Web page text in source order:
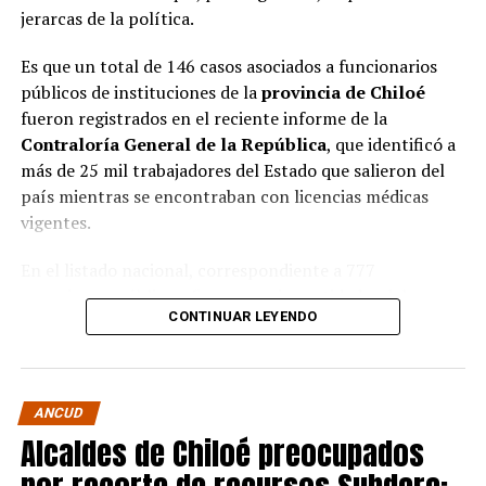
jerarcas de la política.
Es que un total de 146 casos asociados a funcionarios
públicos de instituciones de laprovincia de Chiloé
fueron registrados en el reciente informe de la
Contraloría General de la República, que identificó a
más de 25 mil trabajadores del Estado que salieron del
país mientras se encontraban con licencias médicas
vigentes.
organismos públicos, figuran varias entidades del
Municipalidad de Castro
dentro de la provincia. Le siguen laCorporación
Municipal de Quellón
Municipal de Curaco de Vélez
Salud Chiloé , con 11 . También figuran la
Municipalidad de Ancud, con5 casos; la
CONTINUAR LEYENDO
ANCUD
Alcaldes de Chiloé preocupados